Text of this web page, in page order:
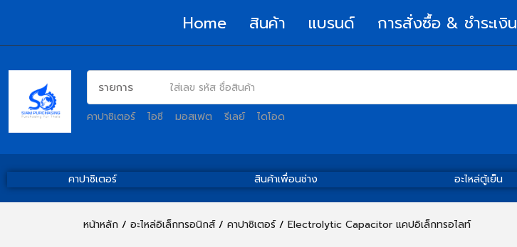
Home สินค้า แบรนด์ การสั่งซื้อ & ชำระเงิน
คาปาซิเตอร์ ไอซี มอสเฟต รีเลย์ ไดโอด
คาปาซิเตอร์ สินค้าเพื่อนช่าง อะไหล่ตู้เย็น
หน้าหลัก อะไหล่อิเล็กทรอนิกส์ คาปาซิเตอร์ Electrolytic Capacitor แคปอิเล็กทรอไลท์